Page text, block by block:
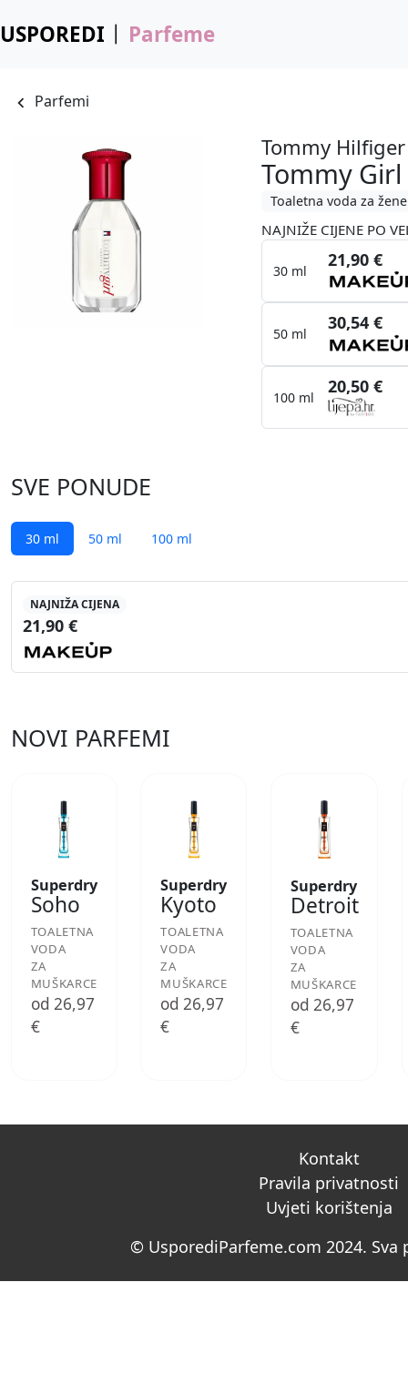
USPOREDI Parfeme
Parfemi
Tommy Hilfiger
Tommy
Toaletna voda za žene
NAJNIŽE CIJENE PO
30 ml
21,90 €
50 ml
30,54 €
100 ml
20,50 €
SVE PONUDE
30 ml 50 ml 100 ml
NAJNIŽA CIJENA
21,90 €
NOVI PARFEMI
Superdry
Soho
TOALETNA
VODA
ZA
MUŠKARCE
od 26,97
€
Superdry
Kyoto
TOALETNA
VODA
ZA
MUŠKARCE
od 26,97
€
Superdry
Detroit
TOALETNA
VODA
ZA
MUŠKARCE
od 26,97
€
Kontakt
Pravila privatnosti
Uvjeti korištenja
© UsporediParfeme.com 2024. Sva